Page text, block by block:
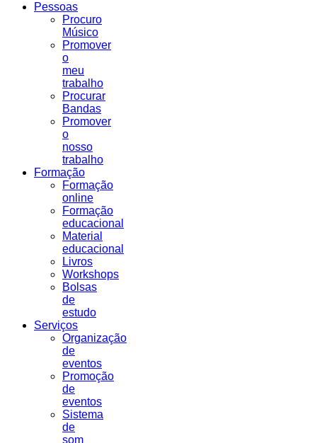
Pessoas
Procuro
Músico
Promover
o
meu
trabalho
Procurar
Bandas
Promover
o
nosso
trabalho
Formação
Formação
online
Formação
educacional
Material
educacional
Livros
Workshops
Bolsas
de
estudo
Serviços
Organização
de
eventos
Promoção
de
eventos
Sistema
de
som